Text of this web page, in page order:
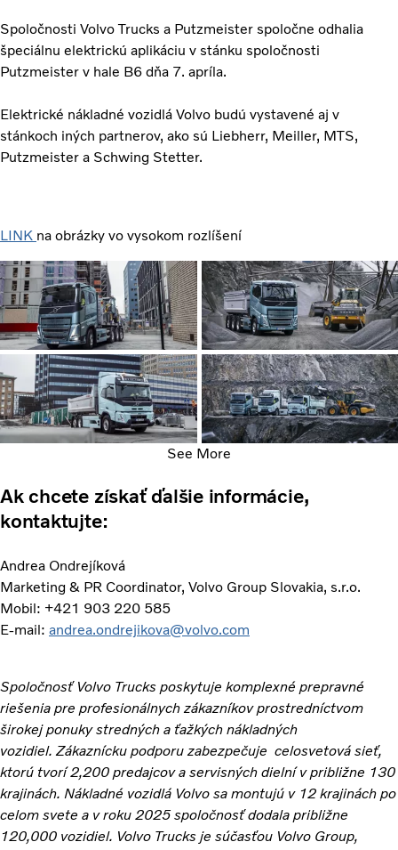
Spoločnosti Volvo Trucks a Putzmeister spoločne odhalia
špeciálnu elektrickú aplikáciu v stánku spoločnosti
Putzmeister v hale B6 dňa 7. apríla.
Elektrické nákladné vozidlá Volvo budú vystavené aj v
stánkoch iných partnerov, ako sú Liebherr, Meiller, MTS,
Putzmeister a Schwing Stetter.
LINK na obrázky vo vysokom rozlíšení
See More
Ak chcete získať ďalšie informácie,
kontaktujte:
Andrea Ondrejíková
Marketing & PR Coordinator, Volvo Group Slovakia, s.r.o.
Mobil: +421 903 220 585
E-mail: andrea.ondrejikova@volvo.com
Spoločnosť Volvo Trucks poskytuje komplexné prepravné
riešenia pre profesionálnych zákazníkov prostredníctvom
širokej ponuky stredných a ťažkých nákladných
vozidiel. Zákaznícku podporu zabezpečuje celosvetová sieť,
ktorú tvorí 2,200 predajcov a servisných dielní v približne 130
krajinách. Nákladné vozidlá Volvo sa montujú v 12 krajinách po
celom svete a v roku 2025 spoločnosť dodala približne
120,000 vozidiel. Volvo Trucks je súčasťou Volvo Group,